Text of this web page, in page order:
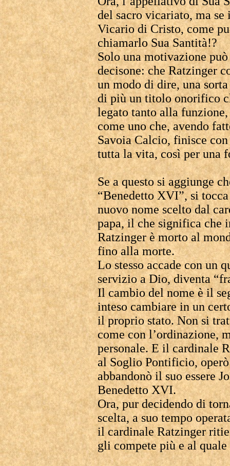
del sacro vicariato, ma se
Vicario di Cristo, come
chiamarlo Sua Santità!?
Solo una motivazione
decisone: che Ratzinger
un modo di dire, una
di più un titolo onorifico
legato tanto alla
come uno che, avendo
Savoia Calcio, finisce con
tutta la vita, così per una
Se a questo si aggiunge
“Benedetto XVI”, si
nuovo nome scelto dal
papa, il che significa che
Ratzinger è morto al
fino alla morte.
Lo stesso accade con un
servizio a Dio, diventa
Il cambio del nome è il
inteso cambiare in un
il proprio stato. Non si
come con l’ordinazione,
personale. E il cardinale
al Soglio Pontificio,
abbandonò il suo essere
Benedetto XVI.
Ora, pur decidendo di
scelta, a suo tempo
il cardinale Ratzinger
gli compete più e al